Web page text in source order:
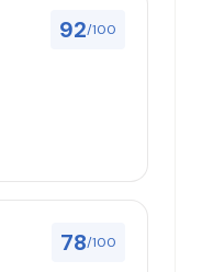
92/100
78/100